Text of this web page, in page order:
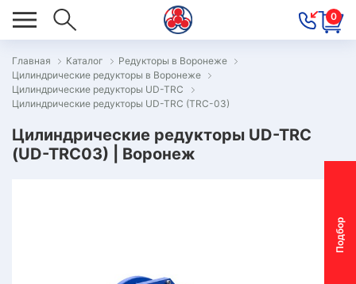
0
П
о
д
б
о
р
м
о
т
о
р
-
р
е
д
у
к
т
о
р
Главная Каталог
Редукторы в Воронеже
Цилиндрические редукторы в Воронеже
Цилиндрические редукторы UD-TRC
Цилиндрические редукторы UD-TRC (TRC-03)
Цилиндрические редукторы UD-TRC
(UD-TRC03) | Воронеж